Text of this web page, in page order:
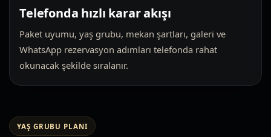
Telefonda hızlı karar akışı
Paket uyumu, yaş grubu, mekan şartları, galeri ve
WhatsApp rezervasyon adımları telefonda rahat
okunacak şekilde sıralanır.
YAŞ GRUBU PLANI